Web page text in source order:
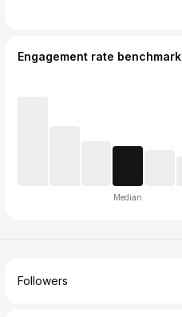
Engagement rate benchmark
Median
Followers